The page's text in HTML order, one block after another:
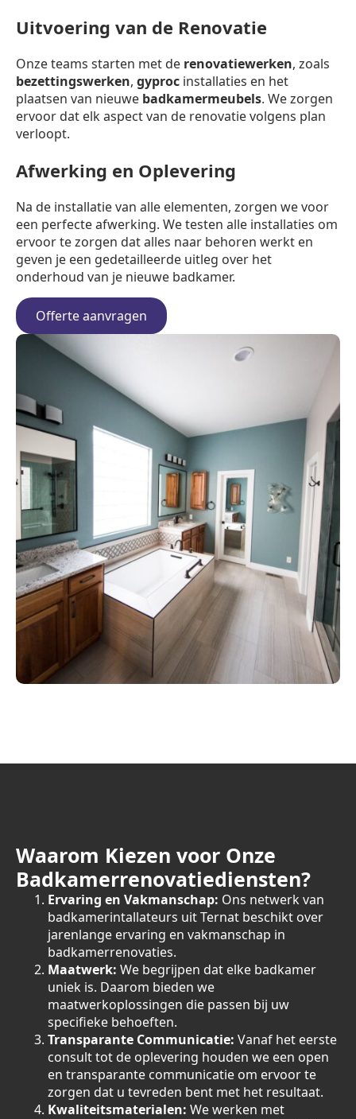
Uitvoering van de Renovatie
Onze teams starten met de renovatiewerken, zoals
bezettingswerken, gyproc installaties en het
plaatsen van nieuwe badkamermeubels. We zorgen
ervoor dat elk aspect van de renovatie volgens plan
verloopt.
Afwerking en Oplevering
Na de installatie van alle elementen, zorgen we voor
een perfecte afwerking. We testen alle installaties om
ervoor te zorgen dat alles naar behoren werkt en
geven je een gedetailleerde uitleg over het
onderhoud van je nieuwe badkamer.
Offerte aanvragen
Waarom Kiezen voor Onze
Badkamerrenovatiediensten?
Ervaring en Vakmanschap: Ons netwerk van
badkamerintallateurs uit Ternat beschikt over
jarenlange ervaring en vakmanschap in
badkamerrenovaties.
Maatwerk: We begrijpen dat elke badkamer
uniek is. Daarom bieden we
maatwerkoplossingen die passen bij uw
specifieke behoeften.
Transparante Communicatie: Vanaf het eerste
consult tot de oplevering houden we een open
en transparante communicatie om ervoor te
zorgen dat u tevreden bent met het resultaat.
Kwaliteitsmaterialen: We werken met